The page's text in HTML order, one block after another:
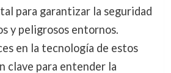
para garantizar la seguridad
y peligrosos entornos.
en la tecnología de estos
clave para entender la